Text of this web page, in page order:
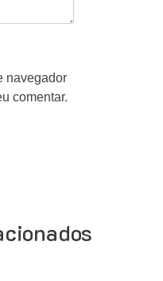
navegador
comentar.